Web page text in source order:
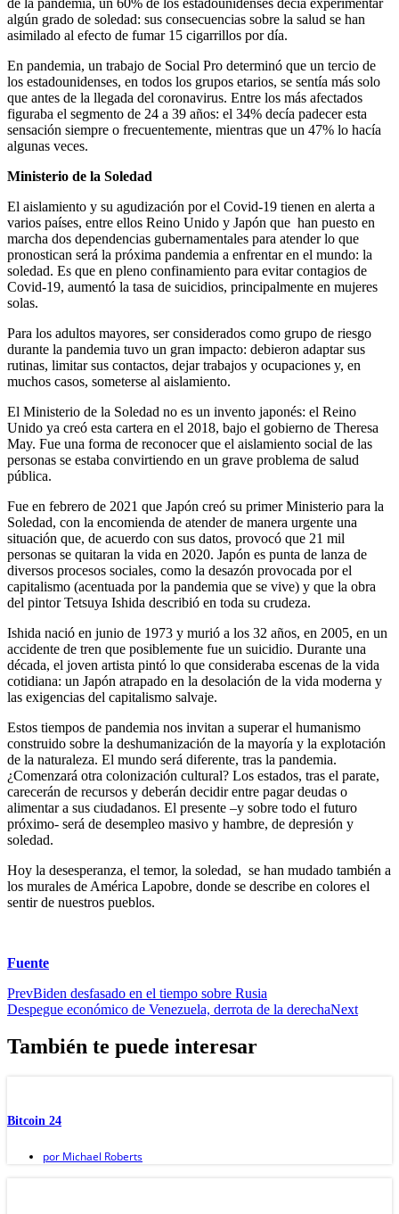
algún grado de soledad: sus consecuencias sobre la salud se han
asimilado al efecto de fumar 15 cigarrillos por día.
En pandemia, un trabajo de Social Pro determinó que un tercio de
los estadounidenses, en todos los grupos etarios, se sentía más solo
que antes de la llegada del coronavirus. Entre los más afectados
figuraba el segmento de 24 a 39 años: el 34% decía padecer esta
sensación siempre o frecuentemente, mientras que un 47% lo hacía
algunas veces.
Ministerio de la Soledad
El aislamiento y su agudización por el Covid-19 tienen en alerta a
varios países, entre ellos Reino Unido y Japón que han puesto en
marcha dos dependencias gubernamentales para atender lo que
pronostican será la próxima pandemia a enfrentar en el mundo: la
soledad. Es que en pleno confinamiento para evitar contagios de
Covid-19, aumentó la tasa de suicidios, principalmente en mujeres
solas.
Para los adultos mayores, ser considerados como grupo de riesgo
durante la pandemia tuvo un gran impacto: debieron adaptar sus
rutinas, limitar sus contactos, dejar trabajos y ocupaciones y, en
muchos casos, someterse al aislamiento.
El Ministerio de la Soledad no es un invento japonés: el Reino
Unido ya creó esta cartera en el 2018, bajo el gobierno de Theresa
May. Fue una forma de reconocer que el aislamiento social de las
personas se estaba convirtiendo en un grave problema de salud
pública.
Fue en febrero de 2021 que Japón creó su primer Ministerio para la
Soledad, con la encomienda de atender de manera urgente una
situación que, de acuerdo con sus datos, provocó que 21 mil
personas se quitaran la vida en 2020. Japón es punta de lanza de
diversos procesos sociales, como la desazón provocada por el
capitalismo (acentuada por la pandemia que se vive) y que la obra
del pintor Tetsuya Ishida describió en toda su crudeza.
Ishida nació en junio de 1973 y murió a los 32 años, en 2005, en un
accidente de tren que posiblemente fue un suicidio. Durante una
década, el joven artista pintó lo que consideraba escenas de la vida
cotidiana: un Japón atrapado en la desolación de la vida moderna y
las exigencias del capitalismo salvaje.
Estos tiempos de pandemia nos invitan a superar el humanismo
construido sobre la deshumanización de la mayoría y la explotación
de la naturaleza. El mundo será diferente, tras la pandemia.
¿Comenzará otra colonización cultural? Los estados, tras el parate,
carecerán de recursos y deberán decidir entre pagar deudas o
alimentar a sus ciudadanos. El presente –y sobre todo el futuro
próximo- será de desempleo masivo y hambre, de depresión y
soledad.
Hoy la desesperanza, el temor, la soledad, se han mudado también a
los murales de América Lapobre, donde se describe en colores el
sentir de nuestros pueblos.
Fuente
PrevBiden desfasado en el tiempo sobre Rusia
Despegue económico de Venezuela, derrota de la derechaNext
También te puede interesar
Bitcoin 24
por Michael Roberts